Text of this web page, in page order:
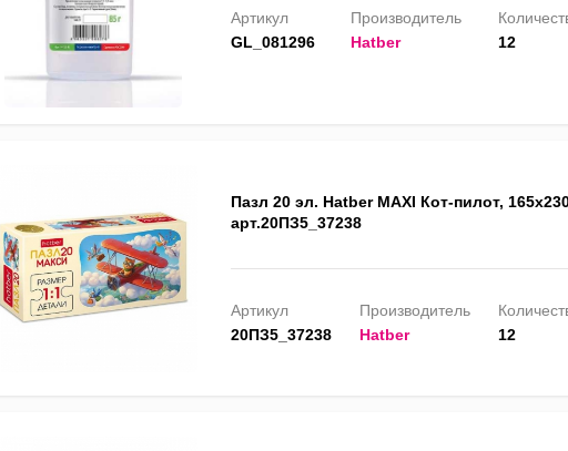
Артикул
GL_081296
Производитель
Hatber
12
Пазл 20 эл. Hatber MAXI Кот-пилот,
арт.20ПЗ5_37238
Артикул
20ПЗ5_37238
Производитель
Hatber
12